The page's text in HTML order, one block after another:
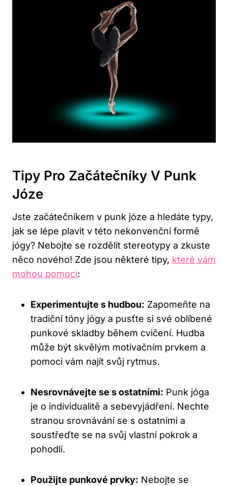
Tipy Pro Začátečníky V Punk ​
Józe
Jste začátečníkem v punk józe​ a hledáte typy,
jak⁤ se ⁤lépe plavit v‍ této nekonvenční‌ formě
jógy? Nebojte se rozdělit stereotypy a zkuste
něco nového! Zde jsou některé ‌tipy, ​ které vám
‌mohou pomoci:
Experimentujte s ​hudbou: Zapomeňte na
tradiční tóny jógy a pusťte si ‍své‌ oblíbené
punkové skladby během cvičení. Hudba
může být skvělým motivačním⁣ prvkem⁣ a
pomoci vám najít svůj ​rytmus.
Nesrovnávejte se s ostatními: Punk jóga
je o individualitě a sebevyjádření. Nechte​
stranou srovnávání se s ostatními‌ a
soustřeďte‌ se na ⁢svůj vlastní pokrok a ​
pohodlí.
Použijte punkové prvky: ⁣Nebojte ⁤se